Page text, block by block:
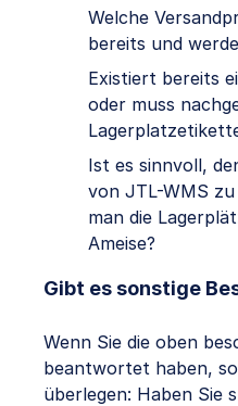
Welche
bereits und
Existiert bereits
oder muss
Ist es sinnvoll,
von JTL-WMS
man die
Ameise?
Gibt es sonstige
Wenn Sie die oben
beantwortet haben,
überlegen: Haben Sie